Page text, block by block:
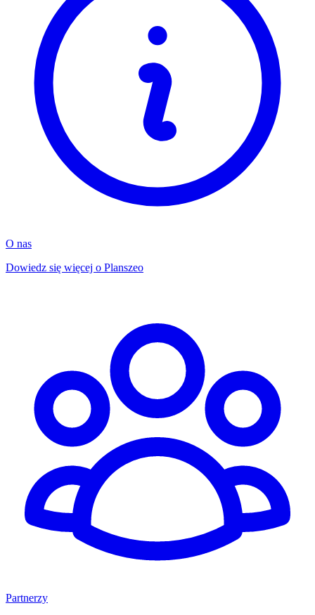
O nas
Dowiedz się więcej o Planszeo
Partnerzy